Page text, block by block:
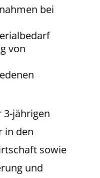
bei
von
3-jährigen
in den
sowie
und